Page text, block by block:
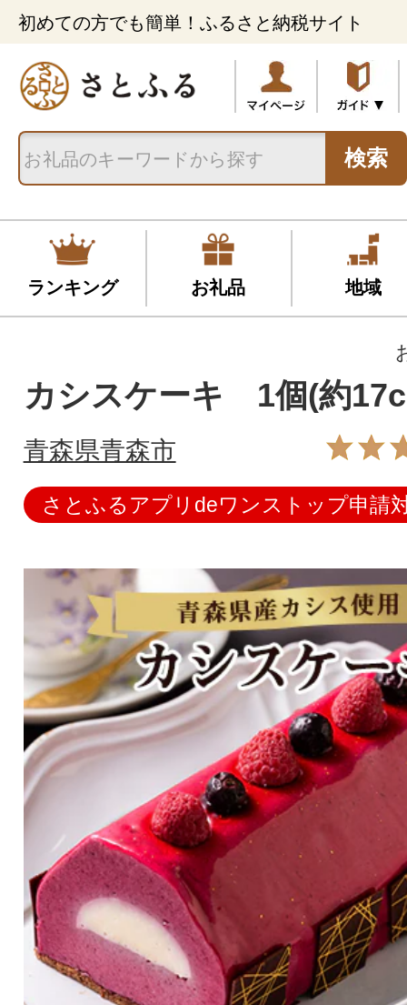
初めての方でも簡単！ふるさと納税サイト
検索
ランキング お礼品 地域
カシスケーキ 1個(約
青森県青森市
さとふるアプリdeワンストップ申請